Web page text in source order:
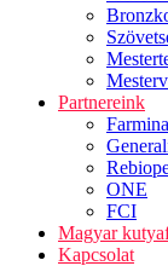
Partnereink
ONE
FCI
Magyar
Kapcsolat